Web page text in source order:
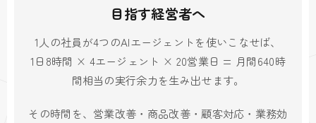
目指す経営者へ
1人の社員が4つのAIエージェントを使いこなせば、
1日8時間 × 4エージェント × 20営業日 = 月間640時
間相当の実行余力を生み出せます。
その時間を、営業改善・商品改善・顧客対応・業務効